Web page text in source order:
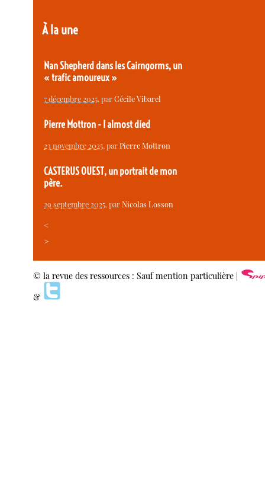
À la une
Nan Shepherd dans les Cairngorms, un
« trafic amoureux »
7 décembre 2025, parCécile Vibarel
Pierre Mottron - I almost died
23 novembre 2025, parPierre Mottron
CASTERUS OUEST, un portrait de mon
père.
29 septembre 2025, parNicolas Losson
<
>
© la revue des ressources : Sauf mention particulière |
&